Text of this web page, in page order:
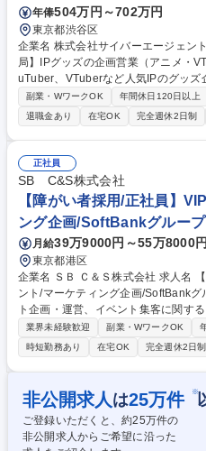
年俸504万円～702万円
東京都渋谷区
企業名 株式会社サイバーエージェント 求人名 【アニメ＆IP事業本部/MD
局】IPグッズの企画営業（アニメ・VTuber）募集 仕
uTuber、VTuberなど人気IPのグッズ
に、食玩、くじ、タイアップイベン
ーズに応える商品の企画・開発をお任せします。 【具
活用した玩具菓子や雑貨をはじめと
担当。 版元（IPホルダー）への営業
ろしイラストのディレクション、商
戦略の立案、予算管理まで、幅広く
募集職種 【アニメ＆IP事業本部/MD
uber）募集
副業・WワークOK 年間休日120日以上
退職金あり
在宅OK 完全週休2日制
正社員
SB C&S株式会社
【障がい者採用/正社員】
ング企画/SoftBankグルー
月給39万9000円～55万8000円
東京都港区
企業名 ＳＢ Ｃ＆Ｓ株式会社 求人名 【障がい者採用/正社員】VIP向けイベ
ント/マーケティング企画/SoftBankグループ 仕事の内容 VIP
ト企画・運営、イベント集客に関す
す。ツール・顧客の関心データ・コ
業全体のデジタルマーケティングを支援する組
ベントの企画・運営サポート ■VIPイ
営・調整※要相談 リスト作成・受付
ン ※イベント事例：多くの経営層を
回実施）など ※デジタルマーケティ
は、デジタルツールをを利用しなが
ペーンの案内など 募集職種 【障がい者採用/正社員】VIP向けイベント/マ
業界未経験歓迎 副業・WワークOK
時短勤務あり
在宅OK 完全週休2日制
非公開求人 は25万件 ※
ご登録いただくと、約25万件の
非公開求人からご希望に沿った